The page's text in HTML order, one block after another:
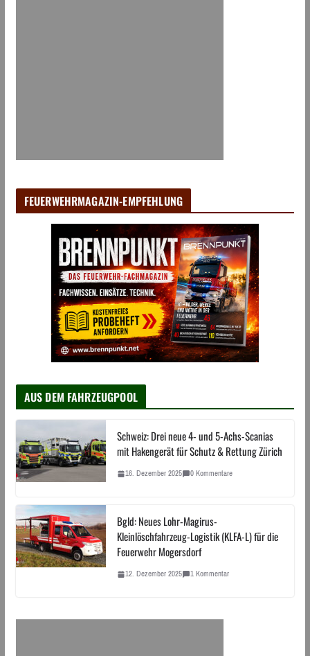
FEUERWEHRMAGAZIN-EMPFEHLUNG
AUS DEM FAHRZEUGPOOL
Schweiz: Drei neue 4- und 5-Achs-Scanias
mit Hakengerät für Schutz & Rettung Zürich
16. Dezember 2025 0 Kommentare
Bgld: Neues Lohr-Magirus-
Kleinlöschfahrzeug-Logistik (KLFA-L) für die
Feuerwehr Mogersdorf
12. Dezember 2025 1 Kommentar